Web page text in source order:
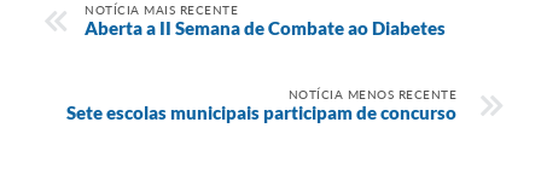
NOTÍCIA MAIS RECENTE
Aberta a II Semana de Combate ao Diabetes
NOTÍCIA MENOS RECENTE
Sete escolas municipais participam de concurso